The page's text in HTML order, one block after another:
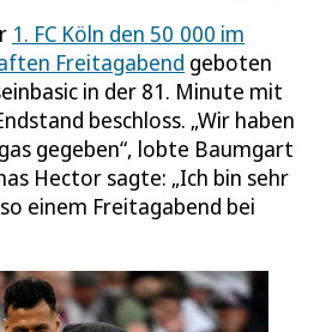
1. FC Köln den 50 000 im
Freitagabend geboten
in der 81. Minute mit
beschloss. „Wir haben
gegeben“, lobte Baumgart
Hector sagte: „Ich bin sehr
einem Freitagabend bei